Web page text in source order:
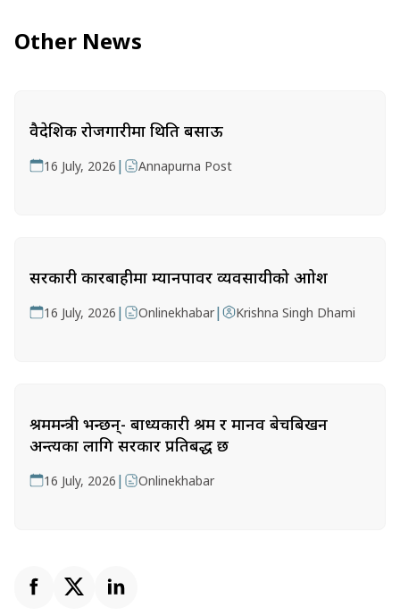
Other News
वैदेशिक रोजगारीमा थिति बसाऊ
16 July, 2026 | Annapurna Post
सरकारी कारबाहीमा म्यानपावर व्यवसायीको आक्रोश
16 July, 2026 | Onlinekhabar| Krishna Singh Dhami
श्रममन्त्री भन्छन्- बाध्यकारी श्रम र मानव बेचबिखन
अन्त्यका लागि सरकार प्रतिबद्ध छ
16 July, 2026 | Onlinekhabar